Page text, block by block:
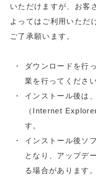
いただけますが、お客
よってはご利用いただ
ご了承願います。
ダウンロードを行
業を行ってください
インストール後は
（Internet
す。
インストール後ソ
となり、アップデ
る場合があります